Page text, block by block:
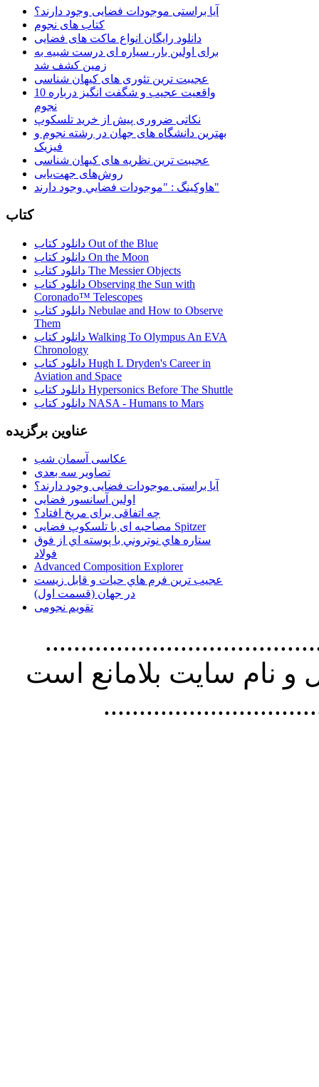
آیا براستی موجودات فضایی وجود دارند؟
کتاب های نجوم
دانلود رایگان انواع ماکت های فضایی
برای اولین بار، سیاره ای درست شبیه به
زمین کشف شد
عجیبت ترین تئوری های کیهان شناسی
10 واقعیت عجیب و شگفت انگیز درباره
نجوم
نکاتی ضروری پیش از خرید تلسکوپ
بهترین دانشگاه های جهان در رشته نجوم و
فیزیک
عجیبت ترین نظریه های کیهان شناسی
روش‌های جهت‌یابی
هاوكينگ : "موجودات فضايي وجود دارند"
کتاب
دانلود کتاب Out of the Blue
دانلود کتاب On the Moon
دانلود کتاب The Messier Objects
دانلود کتاب Observing the Sun with
Coronado™ Telescopes
دانلود کتاب Nebulae and How to Observe
Them
دانلود کتاب Walking To Olympus An EVA
Chronology
دانلود کتاب Hugh L Dryden's Career in
Aviation and Space
دانلود کتاب Hypersonics Before The Shuttle
دانلود کتاب NASA - Humans to Mars
عناوین برگزیده
عکاسی آسمان شب
تصاویر سه بعدی
آیا براستی موجودات فضایی وجود دارند؟
اولین آسانسور فضایی
چه اتفاقی برای مریخ افتاد؟
مصاحبه ای با تلسکوپ فضایی Spitzer
ستاره هاي نوتروني با پوسته اي از فوق
فولاد
Advanced Composition Explorer
عجیب ترین فرم هاي حيات و قابل زيست
در جهان (قسمت اول)
تقویم نجومی
استفاده از
نام سايت بلامانع است